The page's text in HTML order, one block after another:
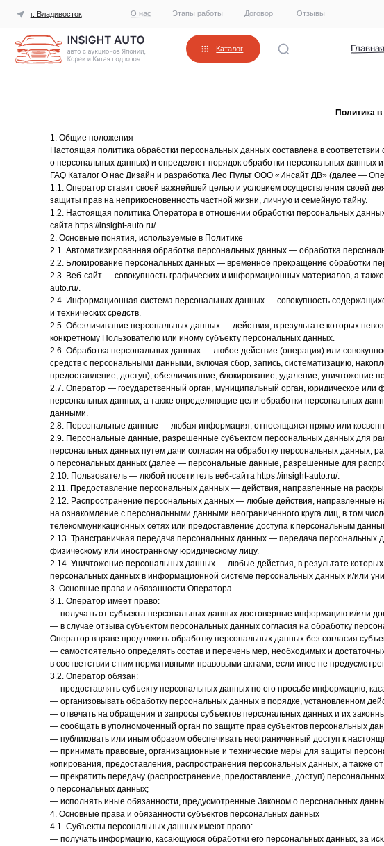
Отзывы
Этапы работы Договор
О нас
г. Владивосток
Политика
1. Общие положения
Настоящая политика обработки персональных данных составлена в
о персональных данных) и определяет порядок обработки персональных
FAQ Каталог О нас Дизайн и разработка Лео Пульт ООО «Инсайт ДВ» (далее —
1.1. Оператор ставит своей важнейшей целью и условием осуществления своей
защиты прав на неприкосновенность частной жизни, личную и семейную тайну.
1.2. Настоящая политика Оператора в отношении обработки персональных
сайта https://insight-auto.ru/.
2. Основные понятия, используемые в Политике
2.1. Автоматизированная обработка персональных данных — обработка
2.2. Блокирование персональных данных — временное прекращение обработки
2.3. Веб-сайт — совокупность графических и информационных материалов, а
auto.ru/.
2.4. Информационная система персональных данных — совокупность
и технических средств.
2.5. Обезличивание персональных данных — действия, в результате которых
конкретному Пользователю или иному субъекту персональных данных.
2.6. Обработка персональных данных — любое действие (операция) или
средств с персональными данными, включая сбор, запись, систематизацию,
предоставление, доступ), обезличивание, блокирование, удаление, уничтожение
2.7. Оператор — государственный орган, муниципальный орган, юридическое
персональных данных, а также определяющие цели обработки персональных
данными.
2.8. Персональные данные — любая информация, относящаяся прямо или
2.9. Персональные данные, разрешенные субъектом персональных данных для
персональных данных путем дачи согласия на обработку персональных данных,
о персональных данных (далее — персональные данные, разрешенные для
2.10. Пользователь — любой посетитель веб-сайта https://insight-auto.ru/.
2.11. Предоставление персональных данных — действия, направленные на
2.12. Распространение персональных данных — любые действия, направленные
на ознакомление с персональными данными неограниченного круга лиц, в том
телекоммуникационных сетях или предоставление доступа к персональным
2.13. Трансграничная передача персональных данных — передача персональных
физическому или иностранному юридическому лицу.
2.14. Уничтожение персональных данных — любые действия, в результате
персональных данных в информационной системе персональных данных и/или
3. Основные права и обязанности Оператора
3.1. Оператор имеет право:
— получать от субъекта персональных данных достоверные информацию и/или
— в случае отзыва субъектом персональных данных согласия на обработку
Оператор вправе продолжить обработку персональных данных без согласия
— самостоятельно определять состав и перечень мер, необходимых и
в соответствии с ним нормативными правовыми актами, если иное не
3.2. Оператор обязан:
— предоставлять субъекту персональных данных по его просьбе информацию,
— организовывать обработку персональных данных в порядке, установленном
— отвечать на обращения и запросы субъектов персональных данных и их
— сообщать в уполномоченный орган по защите прав субъектов персональных
— публиковать или иным образом обеспечивать неограниченный доступ к
— принимать правовые, организационные и технические меры для защиты
копирования, предоставления, распространения персональных данных, а также
— прекратить передачу (распространение, предоставление, доступ)
о персональных данных;
— исполнять иные обязанности, предусмотренные Законом о персональных
4. Основные права и обязанности субъектов персональных данных
4.1. Субъекты персональных данных имеют право:
— получать информацию, касающуюся обработки его персональных данных, за